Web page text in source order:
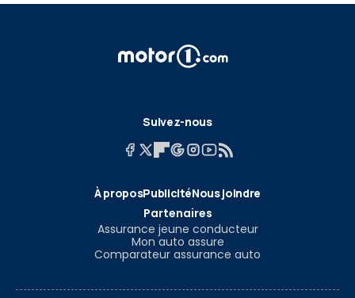
Suivez-nous
À proposPublicitéNous joindre
Partenaires
Assurance jeune conducteur
Mon auto assure
Comparateur assurance auto